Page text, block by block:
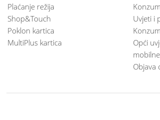
Plaćanje režija
Shop&Touch
Poklon kartica
MultiPlus kartica
Uvjeti i
Opći
Objava